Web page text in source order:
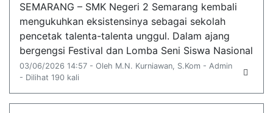
SEMARANG – SMK Negeri 2 Semarang kembali
mengukuhkan eksistensinya sebagai sekolah
pencetak talenta-talenta unggul. Dalam ajang
bergengsi Festival dan Lomba Seni Siswa Nasional
03/06/2026 14:57 - Oleh M.N. Kurniawan, S.Kom - Admin
- Dilihat 190 kali